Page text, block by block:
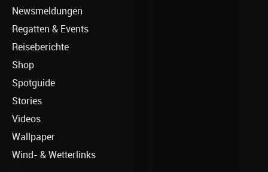
Newsmeldungen
Regatten & Events
Reiseberichte
Shop
Spotguide
Stories
Videos
Wallpaper
Wind- & Wetterlinks